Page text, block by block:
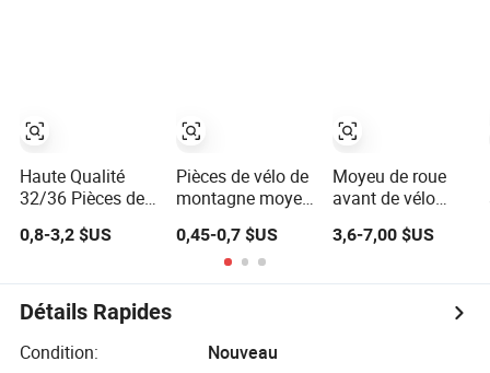
Haute Qualité
32/36 Pièces de
Roulement
0,8-3,2 $US
Pièces de vélo de
montagne moyeu
arrière
0,45-0,7 $US
Moyeu de roue
avant de vélo
une vitesse
3,6-7,00 $US
Détails Rapides
Condition:
Nouveau